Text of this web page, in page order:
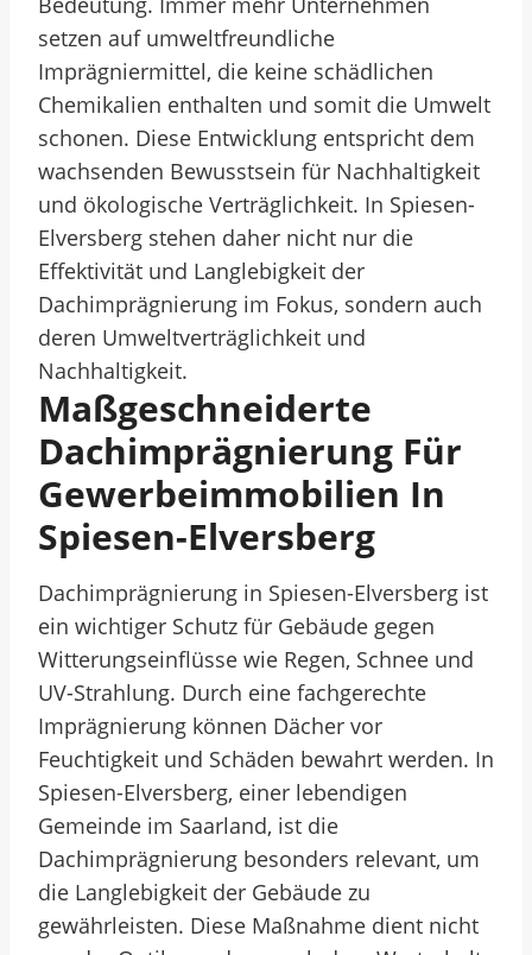
setzen auf umweltfreundliche
Imprägniermittel, die keine schädlichen
Chemikalien enthalten und somit die Umwelt
schonen. Diese Entwicklung entspricht dem
wachsenden Bewusstsein für Nachhaltigkeit
und ökologische Verträglichkeit. In Spiesen-
Elversberg stehen daher nicht nur die
Effektivität und Langlebigkeit der
Dachimprägnierung im Fokus, sondern auch
deren Umweltverträglichkeit und
Nachhaltigkeit.
Maßgeschneiderte
Dachimprägnierung Für
Gewerbeimmobilien In
Spiesen-Elversberg
Dachimprägnierung in Spiesen-Elversberg ist
ein wichtiger Schutz für Gebäude gegen
Witterungseinflüsse wie Regen, Schnee und
UV-Strahlung. Durch eine fachgerechte
Imprägnierung können Dächer vor
Feuchtigkeit und Schäden bewahrt werden. In
Spiesen-Elversberg, einer lebendigen
Gemeinde im Saarland, ist die
Dachimprägnierung besonders relevant, um
die Langlebigkeit der Gebäude zu
gewährleisten. Diese Maßnahme dient nicht